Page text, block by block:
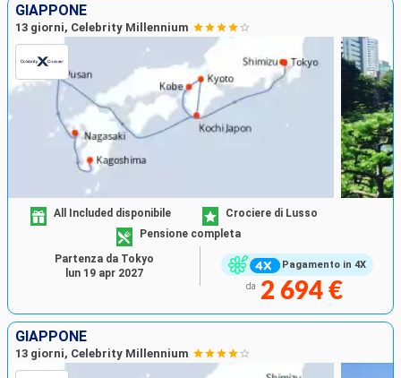
GIAPPONE
13 giorni, Celebrity Millennium
Pagamento in 4X
All Included disponibile
Crociere di Lusso
Pensione completa
da 2 694 €
Partenza da Tokyo
lun 19 apr 2027
GIAPPONE
13 giorni, Celebrity Millennium